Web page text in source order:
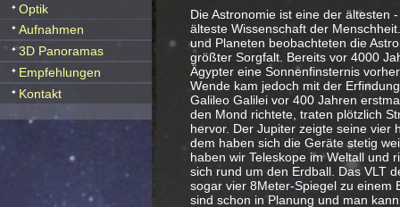
Optik
Aufnahmen
3D Panoramas
Empfehlungen
Kontakt
Die Astronomie ist eine der ältesten
älteste Wissenschaft der
und Planeten beobachteten die
größter Sorgfalt. Bereits vor 4000
Ägypter eine Sonnenfinsternis
Wende kam jedoch mit der
Galileo Galilei vor 400 Jahren
den Mond richtete, traten plötzlich
hervor. Der Jupiter zeigte seine vier
dem haben sich die Geräte stetig
haben wir Teleskope im Weltall und
sich rund um den Erdball. Das VLT
sogar vier 8Meter-Spiegel zu einem
sind schon in Planung und man